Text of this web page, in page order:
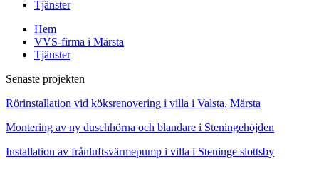
Tjänster
Hem
VVS-firma i Märsta
Tjänster
Senaste projekten
Rörinstallation vid köksrenovering i villa i Valsta, Märsta
Montering av ny duschhörna och blandare i Steningehöjden
Installation av frånluftsvärmepump i villa i Steninge slottsby